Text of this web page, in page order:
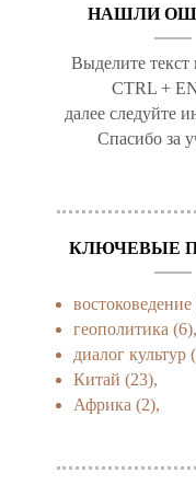
НАШЛИ
Выделите
CTRL +
далее следуйте
Спасибо за
КЛЮЧЕВЫЕ
востоковедение
геополитика (6),
диалог культур
Китай (23),
Африка (2),